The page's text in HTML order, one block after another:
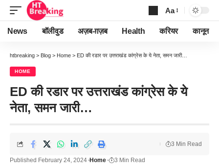
Font
Resizer
Aa
News बॉलीवुड अज़ब-ग़ज़ब Health करियर कानून
htbreaking > Blog > Home > ED की रडार पर उत्तराखंड कांग्रेस के ये नेता, समन जारी…
HOME
ED की रडार पर उत्तराखंड कांग्रेस के ये
नेता, समन जारी…
Published February 24, 2024 Home 3 Min Read
3 Min Read